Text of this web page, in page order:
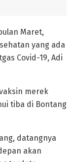
Maret,
yang ada
Covid-19, Adi
merek
tiba di Bontang
datangnya
akan